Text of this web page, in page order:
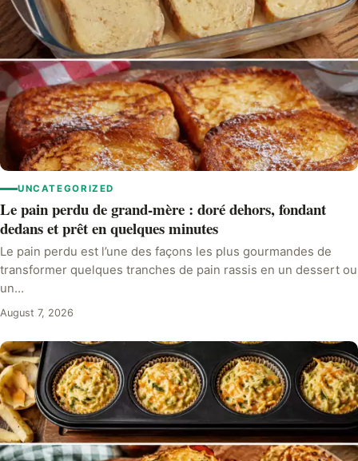
UNCATEGORIZED
Le pain perdu de grand-mère : doré dehors, fondant
dedans et prêt en quelques minutes
Le pain perdu est l’une des façons les plus gourmandes de
transformer quelques tranches de pain rassis en un dessert ou
un…
August 7, 2026